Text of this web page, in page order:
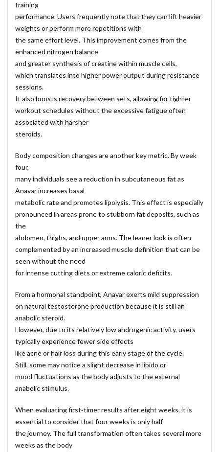
training
performance. Users frequently note that they can lift heavier
weights or perform more repetitions with
the same effort level. This improvement comes from the
enhanced nitrogen balance
and greater synthesis of creatine within muscle cells,
which translates into higher power output during resistance
sessions.
It also boosts recovery between sets, allowing for tighter
workout schedules without the excessive fatigue often
associated with harsher
steroids.
Body composition changes are another key metric. By week
four,
many individuals see a reduction in subcutaneous fat as
Anavar increases basal
metabolic rate and promotes lipolysis. This effect is especially
pronounced in areas prone to stubborn fat deposits, such as
the
abdomen, thighs, and upper arms. The leaner look is often
complemented by an increased muscle definition that can be
seen without the need
for intense cutting diets or extreme caloric deficits.
From a hormonal standpoint, Anavar exerts mild suppression
on natural testosteroneproduction because it is still an
anabolic steroid.
However, due to its relatively low androgenic activity, users
typically experience fewer side effects
like acne or hair loss during this early stage of the cycle.
Still, some may notice a slight decrease in libido or
mood fluctuations as the body adjusts to the external
anabolic stimulus.
When evaluating first‑timer results after eight weeks, it is
essential to consider that four weeks is only half
the journey. The full transformation often takes several more
weeks as the body